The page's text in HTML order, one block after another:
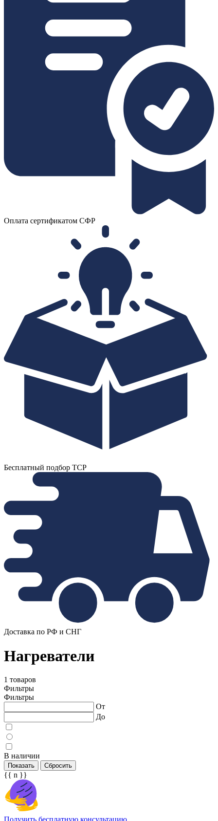
Оплата сертификатом СФР
Бесплатный подбор ТСР
Доставка по РФ и СНГ
Нагреватели
1 товаров
Фильтры
Фильтры
От
До
В наличии
Показать Сбросить
{{ n }}